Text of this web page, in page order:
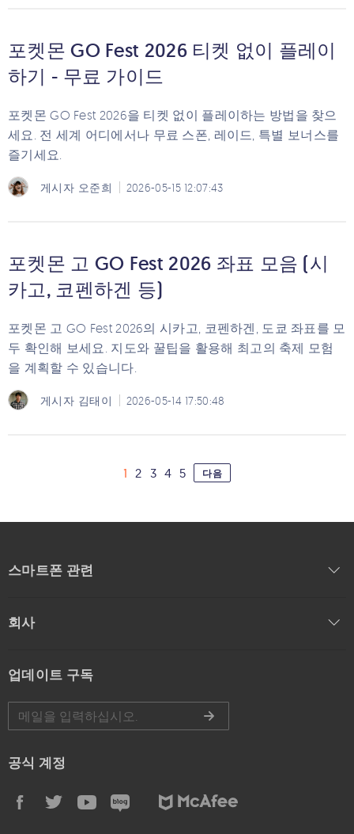
포켓몬 GO Fest 2026 티켓 없이 플레이
하기 - 무료 가이드
포켓몬 GO Fest 2026을 티켓 없이 플레이하는 방법을 찾으
세요. 전 세계 어디에서나 무료 스폰, 레이드, 특별 보너스를
즐기세요.
게시자 오준희 2026-05-15 12:07:43
포켓몬 고 GO Fest 2026 좌표 모음 (시
카고, 코펜하겐 등)
포켓몬 고 GO Fest 2026의 시카고, 코펜하겐, 도쿄 좌표를 모
두 확인해 보세요. 지도와 꿀팁을 활용해 최고의 축제 모험
을 계획할 수 있습니다.
게시자 김태이 2026-05-14 17:50:48
1 2 3 4 5 다음
스마트폰 관련
회사
업데이트 구독
공식 계정